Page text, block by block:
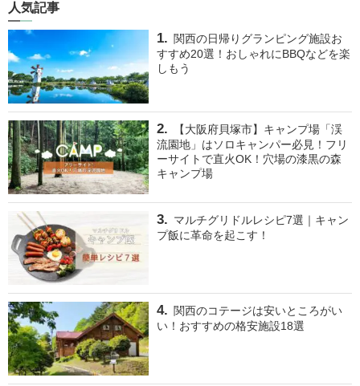
人気記事
関西の日帰りグランピング施設お
すすめ20選！おしゃれにBBQなどを楽
しもう
【大阪府貝塚市】キャンプ場「渓
流園地」はソロキャンパー必見！フリ
ーサイトで直火OK！穴場の漆黒の森
キャンプ場
マルチグリドルレシピ7選｜キャン
プ飯に革命を起こす！
関西のコテージは安いところがい
い！おすすめの格安施設18選